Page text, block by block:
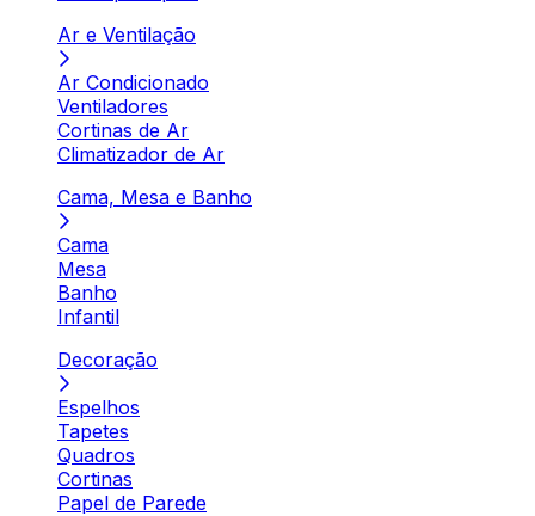
Ar e Ventilação
Ar Condicionado
Ventiladores
Cortinas de Ar
Climatizador de Ar
Cama, Mesa e Banho
Cama
Mesa
Banho
Infantil
Decoração
Espelhos
Tapetes
Quadros
Cortinas
Papel de Parede